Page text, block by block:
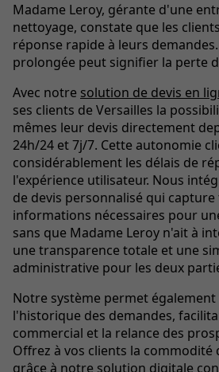
Madame Leroy, gérante d'une
nettoyage, constate que les
réponse rapide à leurs
prolongée peut signifier la perte
Avec notre solution de devis en
ses clients de Versailles la
mêmes leur devis directement
24h/24 et 7j/7. Cette autonomie
considérablement les délais de
l'expérience utilisateur. Nous
de devis personnalisé qui capture
informations nécessaires pour
sans que Madame Leroy n'ait à
une transparence totale et une
administrative pour les deux
Notre système permet également
l'historique des demandes,
commercial et la relance des
Offrez à vos clients la
grâce à notre solution digitale